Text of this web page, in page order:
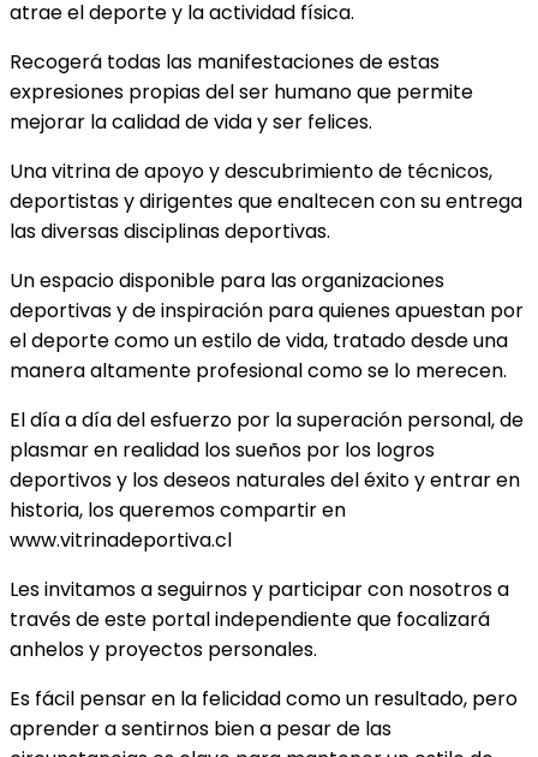
atrae el deporte y la actividad física.
Recogerá todas las manifestaciones de estas
expresiones propias del ser humano que permite
mejorar la calidad de vida y ser felices.
Una vitrina de apoyo y descubrimiento de técnicos,
deportistas y dirigentes que enaltecen con su entrega
las diversas disciplinas deportivas.
Un espacio disponible para las organizaciones
deportivas y de inspiración para quienes apuestan por
el deporte como un estilo de vida, tratado desde una
manera altamente profesional como se lo merecen.
El día a día del esfuerzo por la superación personal, de
plasmar en realidad los sueños por los logros
deportivos y los deseos naturales del éxito y entrar en
historia, los queremos compartir en
www.vitrinadeportiva.cl
Les invitamos a seguirnos y participar con nosotros a
través de este portal independiente que focalizará
anhelos y proyectos personales.
Es fácil pensar en la felicidad como un resultado, pero
aprender a sentirnos bien a pesar de las